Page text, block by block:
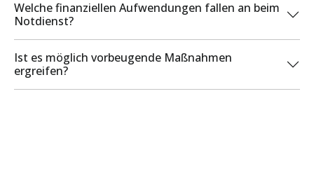
Welche finanziellen Aufwendungen fallen an beim
Notdienst?
Ist es möglich vorbeugende Maßnahmen
ergreifen?